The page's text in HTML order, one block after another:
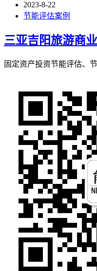
2023-8-22
节能评估案例
三亚吉阳旅游商
固定资产投资节能评估、